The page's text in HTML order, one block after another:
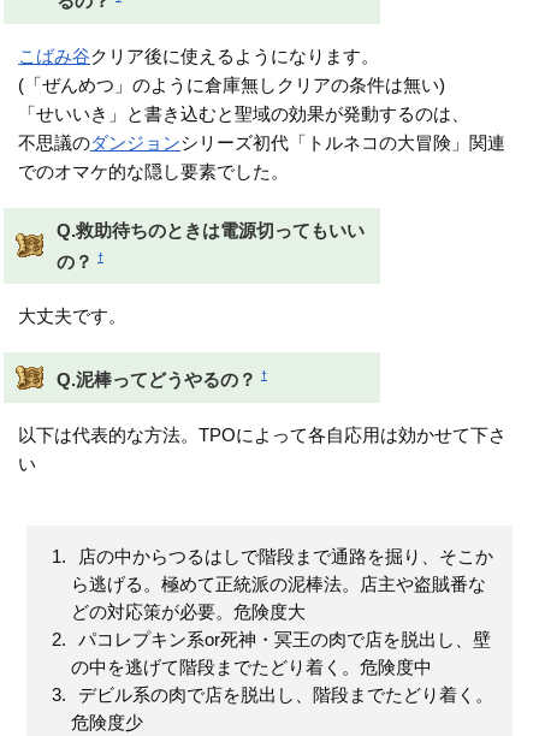
こばみ谷クリア後に使えるようになります。
(「ぜんめつ」のように倉庫無しクリアの条件は無い)
「せいいき」と書き込むと聖域の効果が発動するのは、
不思議のダンジョンシリーズ初代「トルネコの大冒険」関連
でのオマケ的な隠し要素でした。
Q.救助待ちのときは電源切ってもいい
の？
†
大丈夫です。
Q.泥棒ってどうやるの？ †
以下は代表的な方法。TPOによって各自応用は効かせて下さ
い
店の中からつるはしで階段まで通路を掘り、そこか
ら逃げる。極めて正統派の泥棒法。店主や盗賊番な
どの対応策が必要。危険度大
パコレプキン系or死神・冥王の肉で店を脱出し、壁
の中を逃げて階段までたどり着く。危険度中
デビル系の肉で店を脱出し、階段までたどり着く。
危険度少